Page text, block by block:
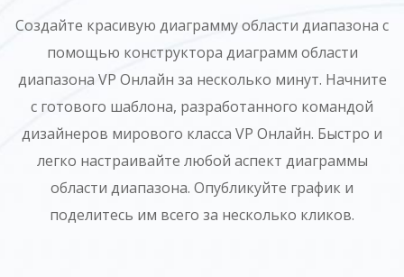
Создайте красивую диаграмму области диапазона с
помощью конструктора диаграмм области
диапазона VP Онлайн за несколько минут. Начните
с готового шаблона, разработанного командой
дизайнеров мирового класса VP Онлайн. Быстро и
легко настраивайте любой аспект диаграммы
области диапазона. Опубликуйте график и
поделитесь им всего за несколько кликов.